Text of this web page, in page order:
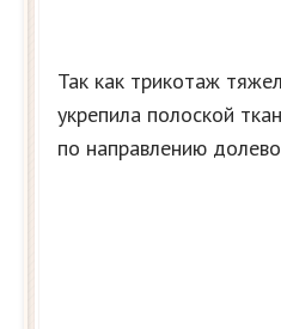
Так как трикотаж
укрепила полоской
по направлению